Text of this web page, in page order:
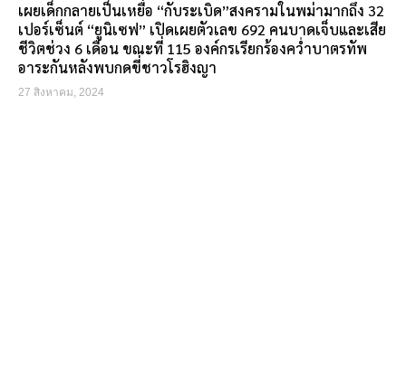
เผยเด็กกลายเป็นเหยื่อ “กับระเบิด”สงครามในพม่ามากถึง 32
เปอร์เซ็นต์ “ยูนิเซฟ” เปิดเผยตัวเลข 692 คนบาดเจ็บและเสีย
ชีวิตช่วง 6 เดือน ขณะที่ 115 องค์กรเรียกร้องคว่ำบาตรทัพ
อาระกันหลังพบกดขี่ชาวโรฮิงญา
27 สิงหาคม, 2024